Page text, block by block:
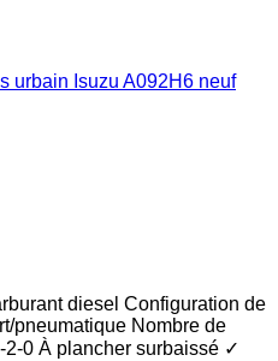
urbain Isuzu A092H6 neuf
diesel Configuration de
pneumatique Nombre de
2-0 À plancher surbaissé ✓